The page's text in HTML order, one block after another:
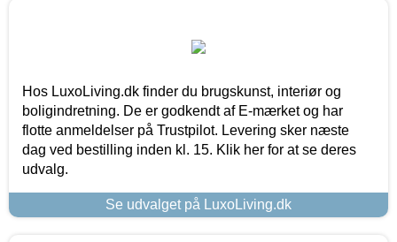
Hos LuxoLiving.dk finder du brugskunst, interiør og
boligindretning. De er godkendt af E-mærket og har
flotte anmeldelser på Trustpilot. Levering sker næste
dag ved bestilling inden kl. 15. Klik her for at se deres
udvalg.
Se udvalget på LuxoLiving.dk